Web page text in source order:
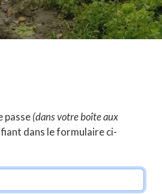
passe(dans votre boîte aux
dans le formulaire ci-